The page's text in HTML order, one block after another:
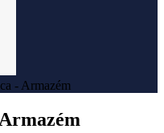
- Armazém